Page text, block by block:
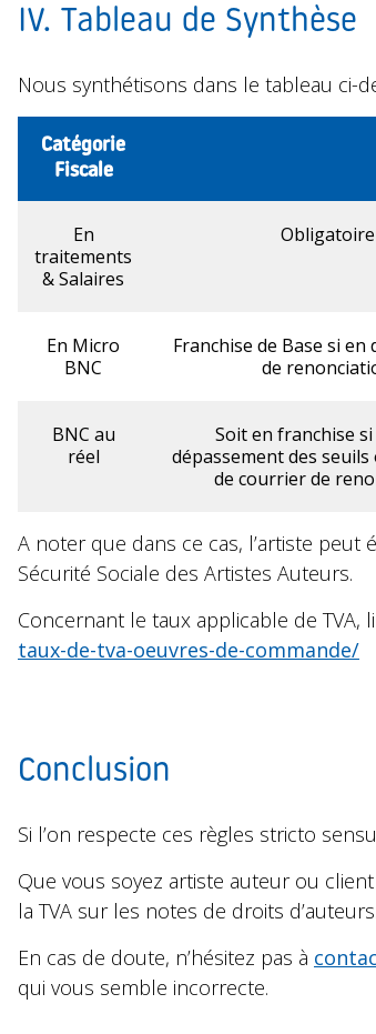
IV. Tableau de Synthèse
Nous synthétisons dans le tableau ci-
Catégorie
Fiscale
En
traitements
& Salaires
En Micro
BNC
Franchise de Base si
de
BNC au
réel
Soit en franchise
dépassement des
de courrier de
A noter que dans ce cas, l’artiste
Sécurité Sociale des Artistes Auteurs.
Concernant le taux applicable de TVA,
taux-de-tva-oeuvres-de-commande/
Conclusion
Si l’on respecte ces règles stricto
Que vous soyez artiste auteur ou
la TVA sur les notes de droits d’auteurs.
En cas de doute, n’hésitez pas à
qui vous semble incorrecte.